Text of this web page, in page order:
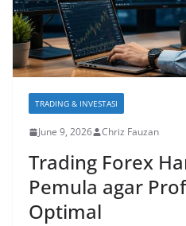
TRADING & INVESTASI
June 9, 2026 Chriz Fauzan
Trading Forex
Pemula agar
Optimal